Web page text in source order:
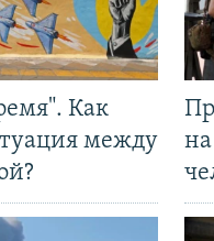
Как
между